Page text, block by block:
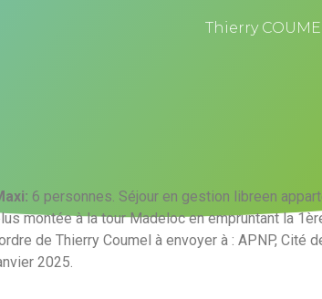
Thierry
6 personnes. Séjour en gestion libreen
montée à la tour Madeloc en empruntant la
de Thierry Coumel à envoyer à : APNP,
2025.